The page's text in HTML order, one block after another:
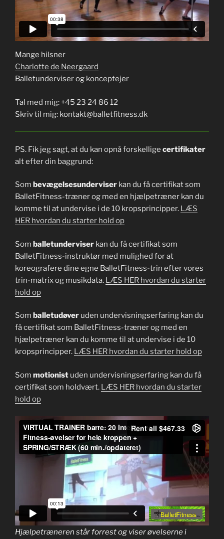
Mange hilsner
Charlotte de Neergaard
Balletunderviser og konceptejer
Tal med mig: +45 23 24 86 12
Skriv til mig: kontakt@balletfitness.dk
PS. Fik jeg sagt, at du kan opnå forskellige certifikater
alt efter din baggrund:
Som bevægelsesunderviser kan du få certifikat som
BalletFitness-træner og med en hjælpetræner kan du
komme til at undervise i de 10 kropsprincipper. LÆS
HER hvordan du starter hold op
Som balletunderviser kan du få certifikat som
BalletFitness-instruktør med mulighed for at
koreografere dine egne BalletFitness-trin efter vores
trin-matrix og musikdata. LÆS HER hvordan du starter
hold op
Som balletudøver uden undervisningserfaring kan du
få certifikat som BalletFitness-træner og med en
hjælpetræner kan du komme til at undervise i de 10
kropsprincipper. LÆS HER hvordan du starter hold op
Som motionist uden undervisningserfaring kan du få
certifikat som holdvært. LÆS HER hvordan du starter
hold op
Hjælpetræneren står forrest og viser øvelserne i